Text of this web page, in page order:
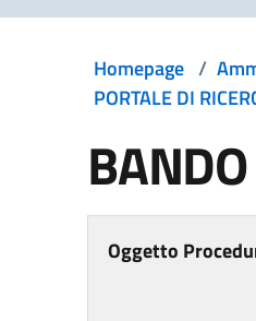
Homepage /
PORTALE DI
BANDO
Oggetto